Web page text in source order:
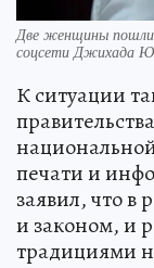
Две женщины пошли
соцсети Джихада
К ситуации
печати и
заявил, что
и законом, и
традициями